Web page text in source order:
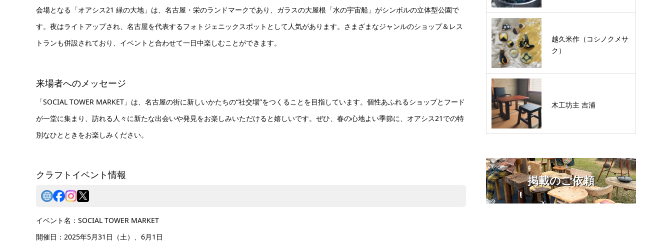
会場となる「オアシス21 緑の大地」は、名古屋・栄のランドマークであり、ガラスの大屋根「水の宇宙船」がシンボルの立体型公園で
す。夜はライトアップされ、名古屋を代表するフォトジェニックスポットとして人気があります。さまざまなジャンルのショップ＆レス
トランも併設されており、イベントと合わせて一日中楽しむことができます。
来場者へのメッセージ
「SOCIAL TOWER MARKET」は、名古屋の街に新しいかたちの“社交場”をつくることを目指しています。個性あふれるショップとフード
が一堂に集まり、訪れる人々に新たな出会いや発見をお楽しみいただけると嬉しいです。ぜひ、春の心地よい季節に、オアシス21での特
別なひとときをお楽しみください。
クラフトイベント情報
イベント名：SOCIAL TOWER MARKET
開催日：2025年5月31日（土）、6月1日
越久米作（コシノクメサ
ク）
木工坊主 吉浦
掲載のご依頼